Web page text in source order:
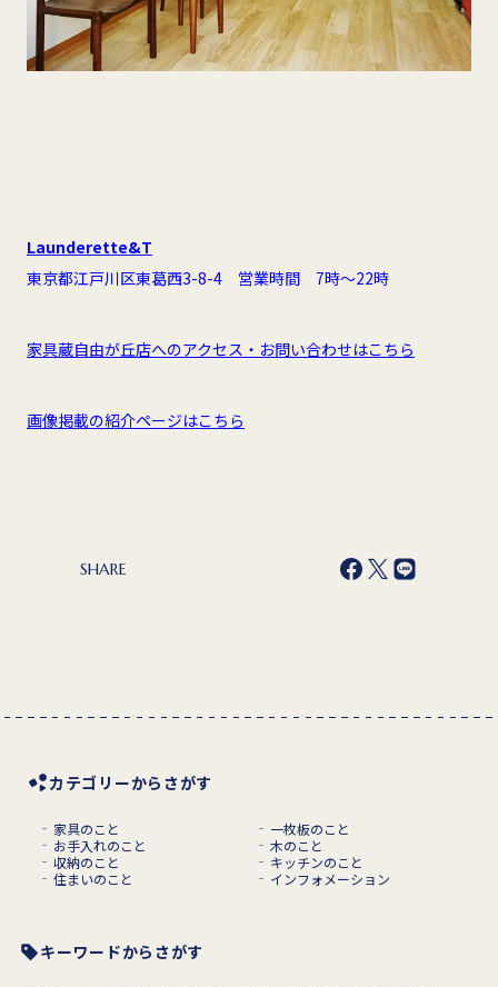
Launderette&T
東京都江戸川区東葛西3-8-4 営業時間 7時～22時
家具蔵自由が丘店へのアクセス・お問い合わせはこちら
画像掲載の紹介ページはこちら
SHARE
カテゴリーからさがす
家具のこと
一枚板のこと
お手入れのこと
木のこと
収納のこと
キッチンのこと
住まいのこと
インフォメーション
キーワードからさがす